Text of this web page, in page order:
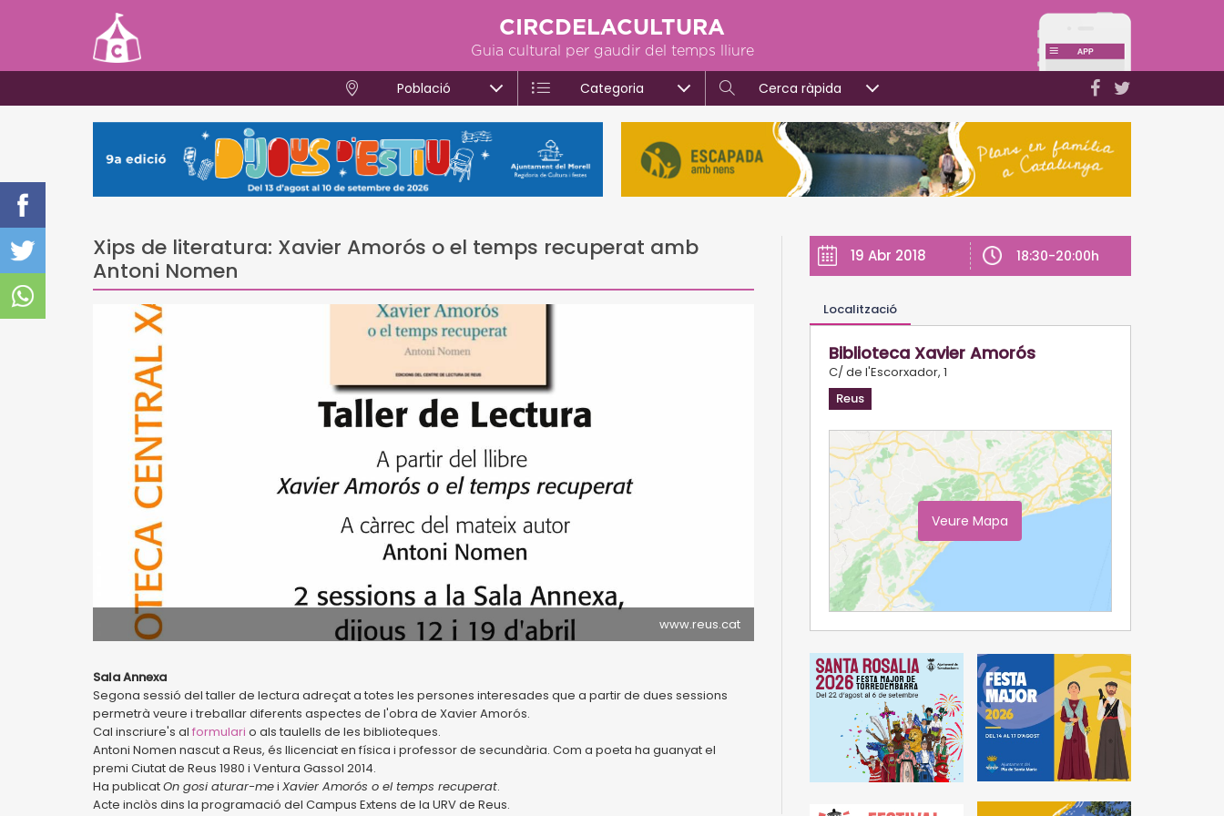
CIRCDELACULTURA
Guia cultural per gaudir del temps lliure
Població Categoria Cerca ràpida
Xips de literatura: Xavier Amorós o el temps recuperat amb
Antoni Nomen
www.reus.cat
Sala Annexa
Segona sessió del taller de lectura adreçat a totes les persones interesades que a partir de dues sessions
permetrà veure i treballar diferents aspectes de l'obra de Xavier Amorós.
Cal inscriure's al formulari o als taulells de les biblioteques.
Antoni Nomen nascut a Reus, és llicenciat en física i professor de secundària. Com a poeta ha guanyat el
premi Ciutat de Reus 1980 i Ventura Gassol 2014.
Ha publicatOn gosi aturar-mei Xavier Amorós o el temps recuperat.
Acte inclòs dins la programació del Campus Extens de la URV de Reus.
19 Abr 2018 18:30-20:00h
Localització
Biblioteca Xavier Amorós
C/ de l'Escorxador, 1
Reus
Veure Mapa